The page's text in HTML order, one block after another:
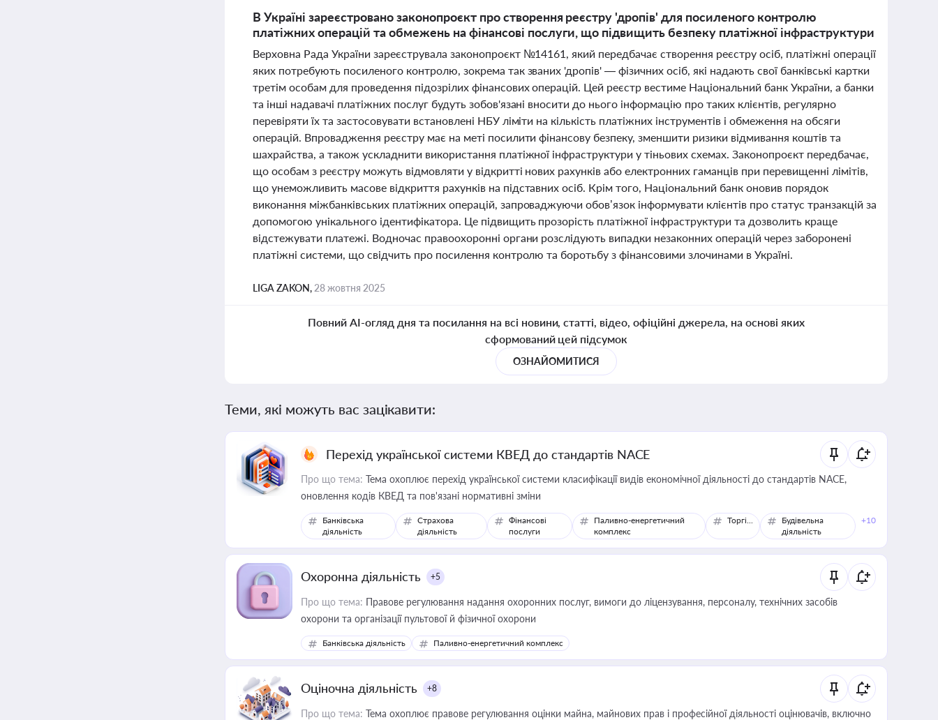
В Україні зареєстровано законопроєкт про створення реєстру 'дропів' для посиленого контролю
платіжних операцій та обмежень на фінансові послуги, що підвищить безпеку платіжної інфраструктури
Верховна Рада України зареєструвала законопроєкт №14161, який передбачає створення реєстру осіб, платіжні операції
яких потребують посиленого контролю, зокрема так званих 'дропів' — фізичних осіб, які надають свої банківські картки
третім особам для проведення підозрілих фінансових операцій. Цей реєстр вестиме Національний банк України, а банки
та інші надавачі платіжних послуг будуть зобов'язані вносити до нього інформацію про таких клієнтів, регулярно
перевіряти їх та застосовувати встановлені НБУ ліміти на кількість платіжних інструментів і обмеження на обсяги
операцій. Впровадження реєстру має на меті посилити фінансову безпеку, зменшити ризики відмивання коштів та
шахрайства, а також ускладнити використання платіжної інфраструктури у тіньових схемах. Законопроєкт передбачає,
що особам з реєстру можуть відмовляти у відкритті нових рахунків або електронних гаманців при перевищенні лімітів,
що унеможливить масове відкриття рахунків на підставних осіб. Крім того, Національний банк оновив порядок
виконання міжбанківських платіжних операцій, запроваджуючи обов’язок інформувати клієнтів про статус транзакцій за
допомогою унікального ідентифікатора. Це підвищить прозорість платіжної інфраструктури та дозволить краще
відстежувати платежі. Водночас правоохоронні органи розслідують випадки незаконних операцій через заборонені
платіжні системи, що свідчить про посилення контролю та боротьбу з фінансовими злочинами в Україні.
LIGA ZAKON, 28 жовтня 2025
Повний AI-огляд дня та посилання на всі новини, статті, відео, офіційні джерела, на основі яких
сформований цей підсумок
ОЗНАЙОМИТИСЯ
Теми, які можуть вас зацікавити:
Перехід української системи КВЕД до стандартів NACE
Про що тема: Тема охоплює перехід української системи класифікації видів економічної діяльності до стандартів NACE,
оновлення кодів КВЕД та пов'язані нормативні зміни
Банківська
діяльність
Страхова
діяльність
Фінансові
послуги
Паливно-енергетичний
комплекс
Торгівля
Будівельна
діяльність
+10
Охоронна діяльність +5
Про що тема: Правове регулювання надання охоронних послуг, вимоги до ліцензування, персоналу, технічних засобів
охорони та організації пультової й фізичної охорони
Банківська діяльність Паливно-енергетичний комплекс
Оціночна діяльність +8
Про що тема: Тема охоплює правове регулювання оцінки майна, майнових прав і професійної діяльності оцінювачів, включно